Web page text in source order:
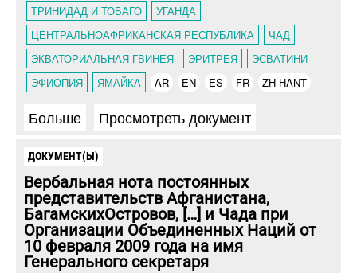
ТРИНИДАД И ТОБАГО
УГАНДА
ЦЕНТРАЛЬНОАФРИКАНСКАЯ РЕСПУБЛИКА
ЧАД
ЭКВАТОРИАЛЬНАЯ ГВИНЕЯ
ЭРИТРЕЯ
ЭСВАТИНИ
ЭФИОПИЯ
ЯМАЙКА AR EN ES FR ZH-HANT
Больше Просмотреть документ
ДОКУМЕНТ(Ы)
Вербальная нота постоянных
представительств Афганистана,
БагамскихОстровов, […] и Чада при
Организации Объединенных Наций от
10 февраля 2009 года на имя
Генерального секретаря